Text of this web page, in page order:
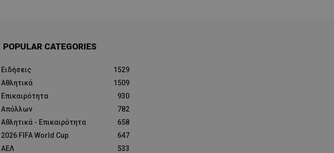
POPULAR CATEGORIES
Ειδήσεις
1529
Αθλητικά
1509
Επικαιρότητα
930
Απόλλων
782
Αθλητικά - Επικαιρότητα
658
2026 FIFA World Cup
647
ΑΕΛ
533